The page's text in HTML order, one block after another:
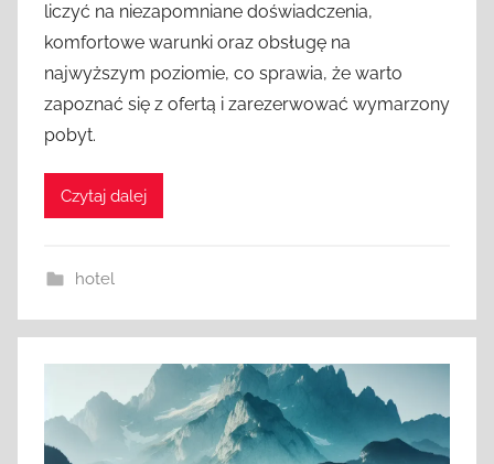
liczyć na niezapomniane doświadczenia,
komfortowe warunki oraz obsługę na
najwyższym poziomie, co sprawia, że warto
zapoznać się z ofertą i zarezerwować wymarzony
pobyt.
Czytaj dalej
hotel